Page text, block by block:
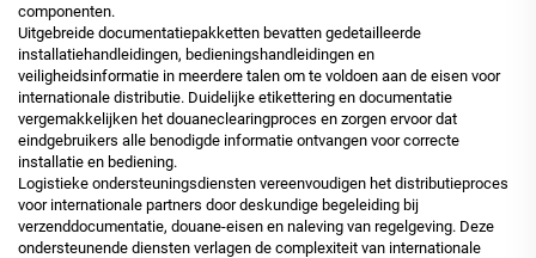
componenten.
Uitgebreide documentatiepakketten bevatten gedetailleerde
installatiehandleidingen, bedieningshandleidingen en
veiligheidsinformatie in meerdere talen om te voldoen aan de eisen voor
internationale distributie. Duidelijke etikettering en documentatie
vergemakkelijken het douaneclearingproces en zorgen ervoor dat
eindgebruikers alle benodigde informatie ontvangen voor correcte
installatie en bediening.
Logistieke ondersteuningsdiensten vereenvoudigen het distributieproces
voor internationale partners door deskundige begeleiding bij
verzenddocumentatie, douane-eisen en naleving van regelgeving. Deze
ondersteunende diensten verlagen de complexiteit van internationale